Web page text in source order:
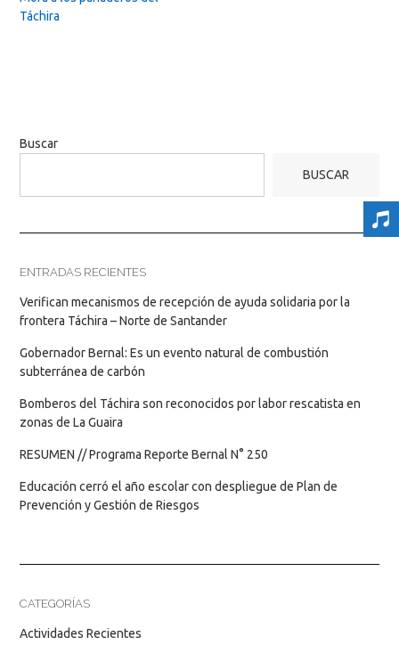
Táchira
Buscar
BUSCAR
ENTRADAS RECIENTES
Verifican mecanismos de recepción de ayuda solidaria por la
frontera Táchira – Norte de Santander
Gobernador Bernal: Es un evento natural de combustión
subterránea de carbón
Bomberos del Táchira son reconocidos por labor rescatista en
zonas de La Guaira
RESUMEN // Programa Reporte Bernal N° 250
Educación cerró el año escolar con despliegue de Plan de
Prevención y Gestión de Riesgos
CATEGORÍAS
Actividades Recientes